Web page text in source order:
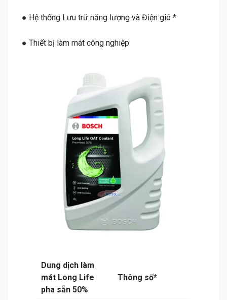
● Hệ thống Lưu trữ năng lượng và Điện gió *
● Thiết bị làm mát công nghiệp
Dung dịch làm
mát Long Life
pha sẵn 50%
Thông số*